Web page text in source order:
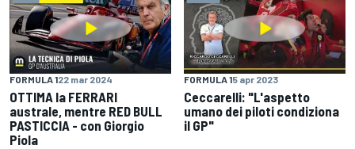
FORMULA 122 mar 2024
OTTIMA la FERRARI
australe, mentre RED BULL
PASTICCIA - con Giorgio
Piola
FORMULA 15 apr 2023
Ceccarelli: "L'aspetto
umano dei piloti condiziona
il GP"